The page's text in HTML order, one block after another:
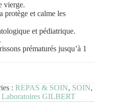
vierge.
protège et calme les
et pédiatrique.
prématurés jusqu’à 1
: REPAS & SOIN, SOIN,
Laboratoires GILBERT